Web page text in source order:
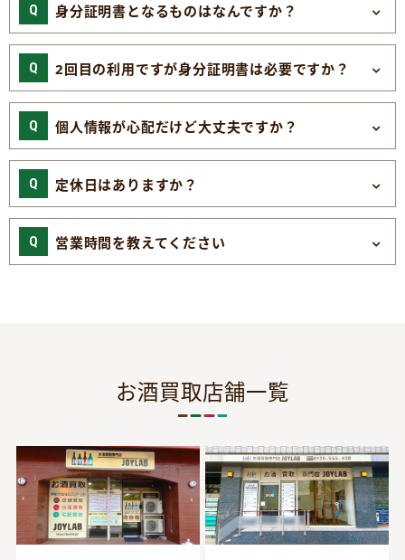
身分証明書となるものはなんですか？
2回目の利用ですが身分証明書は必要ですか？
個人情報が心配だけど大丈夫ですか？
定休日はありますか？
営業時間を教えてください
お酒買取店舗一覧